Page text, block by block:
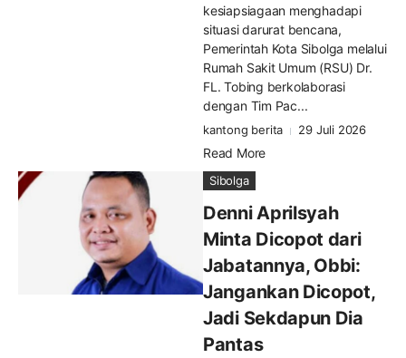
kesiapsiagaan menghadapi
situasi darurat bencana,
Pemerintah Kota Sibolga melalui
Rumah Sakit Umum (RSU) Dr.
FL. Tobing berkolaborasi
dengan Tim Pac...
kantong berita 29 Juli 2026
Read More
Sibolga
Denni Aprilsyah
Minta Dicopot dari
Jabatannya, Obbi:
Jangankan Dicopot,
Jadi Sekdapun Dia
Pantas